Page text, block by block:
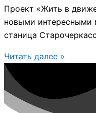
Проект «Жить в
новыми интересными
станица
Читать далее »